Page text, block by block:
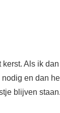
Als ik
en dan
blijven